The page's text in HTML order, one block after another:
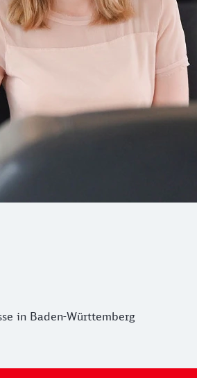
in Baden-Württemberg